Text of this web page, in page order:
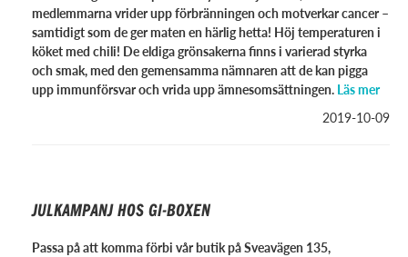
medlemmarna vrider upp förbränningen och motverkar cancer –
samtidigt som de ger maten en härlig hetta! Höj temperaturen i
köket med chili! De eldiga grönsakerna finns i varierad styrka
och smak, med den gemensamma nämnaren att de kan pigga
upp immunförsvar och vrida upp ämnesomsättningen. Läs mer
2019-10-09
JULKAMPANJ HOS GI-BOXEN
Passa på att komma förbi vår butik på Sveavägen 135,